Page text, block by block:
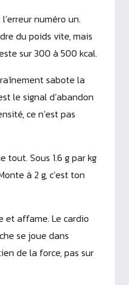
numéro un.
du poids vite, mais
sur 300 à 500 kcal.
sabote la
le signal d’abandon
ce n’est pas
tout. Sous 1.6 g par kg
à 2 g, c’est ton
et affame. Le cardio
se joue dans
de la force, pas sur